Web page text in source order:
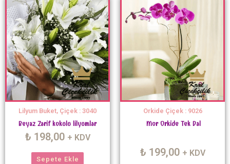
Lilyum Buket, Çiçek : 3040
Beyaz Zarif kokulu lilyumlar
₺ 198,00 + KDV
Sepete Ekle
Orkide Çiçek : 9026
Mor Orkide Tek Dal
₺ 199,00 + KDV